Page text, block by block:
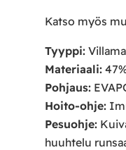
Katso myös
Tyyppi:
Materiaali:
Pohjaus:
Hoito-ohje:
Pesuohje:
huuhtelu